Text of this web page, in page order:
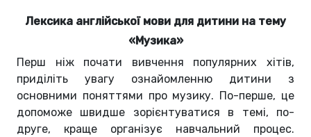
Лексика англійської мови для дитини на тему
«Музика»
Перш ніж почати вивчення популярних хітів,
приділіть увагу ознайомленню дитини з
основними поняттями про музику. По-перше, це
допоможе швидше зорієнтуватися в темі, по-
друге, краще організує навчальний процес.